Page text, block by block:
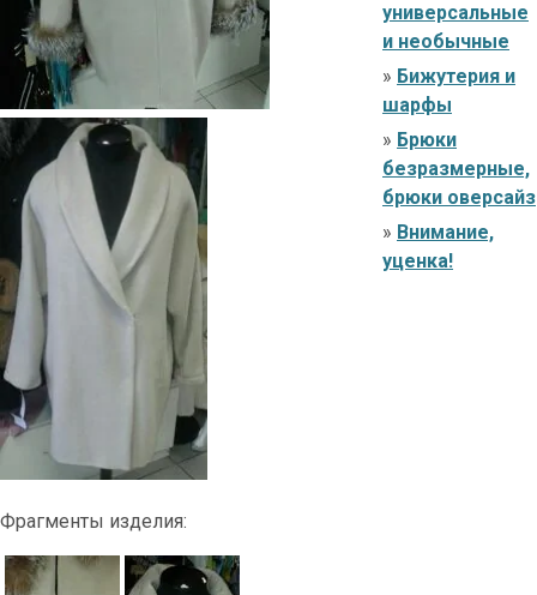
Фрагменты изделия:
универсальные
и необычные
» Бижутерия и
шарфы
» Брюки
безразмерные,
брюки оверсайз
» Внимание,
уценка!